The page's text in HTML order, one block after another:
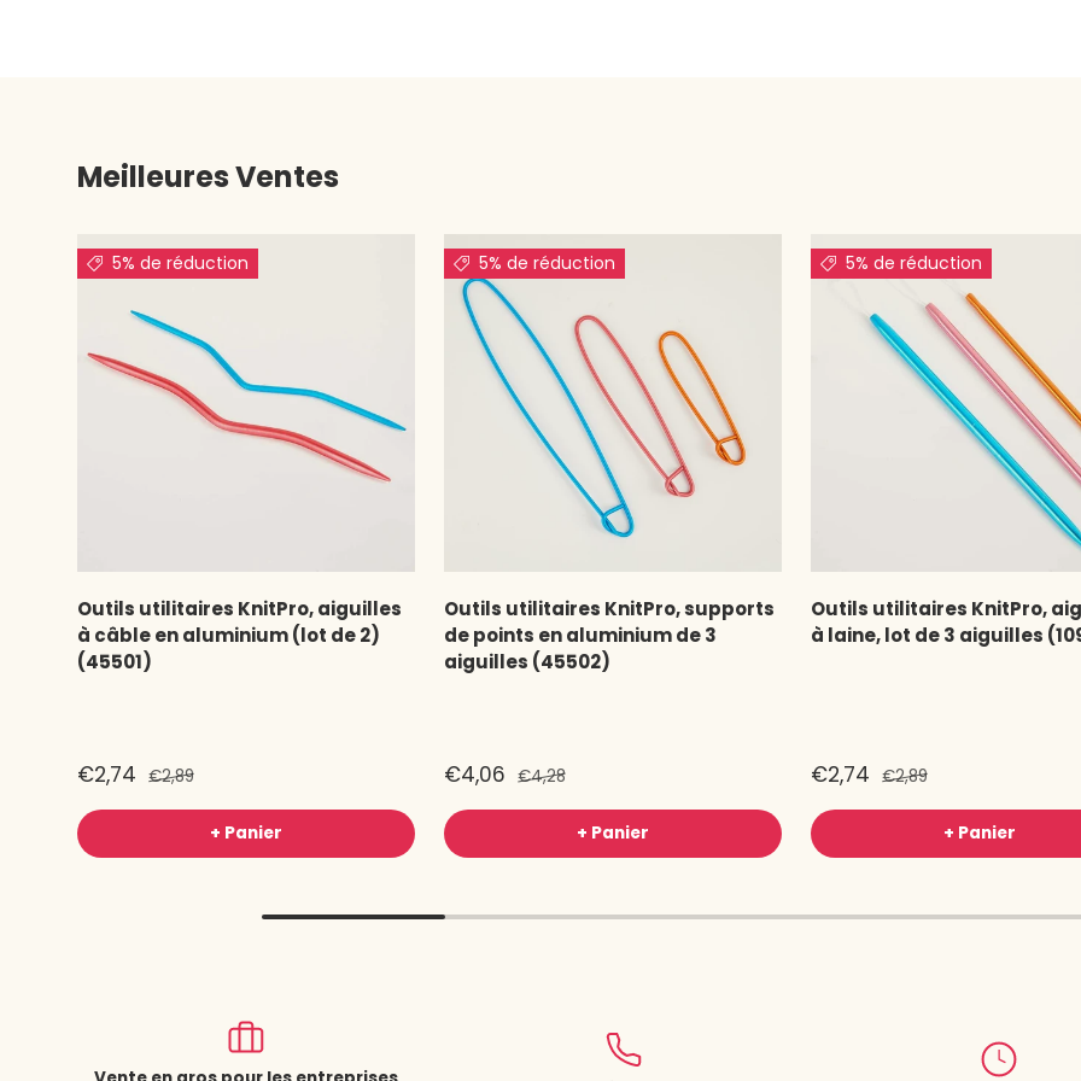
Meilleures Ventes
5% de réduction
Outils utilitaires KnitPro, aiguilles
à câble en aluminium (lot de 2)
(45501)
€2,74 €2,89
+ Panier
5% de réduction
Outils utilitaires KnitPro, supports
de points en aluminium de 3
aiguilles (45502)
€4,06 €4,28
+ Panier
5% de réduction
Outils utilitaires KnitPro,
à laine, lot de 3 aiguilles
€2,74 €2,89
+ Panier